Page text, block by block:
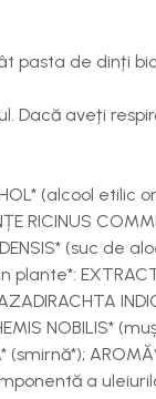
pasta de dinți
Dacă aveți
(alcool etilic
RICINUS
(suc de
plante*:
NOBILIS*
(smirnă*);
a